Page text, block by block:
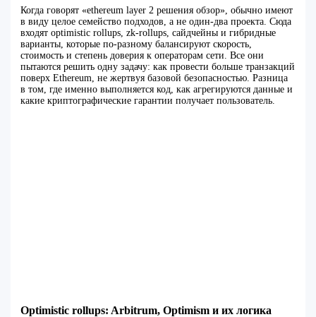
Когда говорят «ethereum layer 2 решения обзор», обычно имеют
в виду целое семейство подходов, а не один‑два проекта. Сюда
входят optimistic rollups, zk‑rollups, сайдчейны и гибридные
варианты, которые по‑разному балансируют скорость,
стоимость и степень доверия к операторам сети. Все они
пытаются решить одну задачу: как провести больше транзакций
поверх Ethereum, не жертвуя базовой безопасностью. Разница
в том, где именно выполняется код, как агрегируются данные и
какие криптографические гарантии получает пользователь.
Optimistic rollups: Arbitrum, Optimism и их логика